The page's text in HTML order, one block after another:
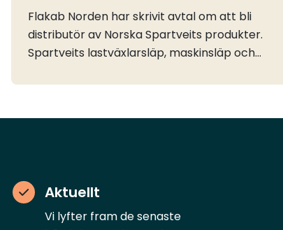
Flakab Norden har skrivit avtal om att bli
distributör av Norska Spartveits produkter.
Spartveits lastväxlarsläp, maskinsläp och
försäljning på Flakabs anläggning vid E45 norr
Spartveit beskriver sitt utbud av lastväxlarflak
och containrar som det mest kompletta i
Sverige och att kunderna via Flakab nu också
Aktuellt
Vi lyfter fram de senaste